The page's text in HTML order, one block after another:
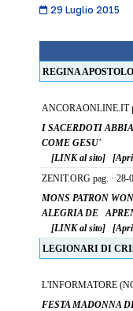
29 Luglio 2015
REGINA
ANCORAONLINE.IT
I SACERDOTI
COME GESU'
[LINK al sito]
ZENIT.ORG pag. · 28-
MONS PATRON
ALEGRIA DE
[LINK al sito]
LEGIONARI DI
L'INFORMATORE
FESTA MADONNA